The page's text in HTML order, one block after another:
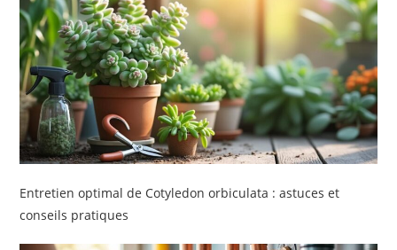
Entretien optimal de Cotyledon orbiculata : astuces et
conseils pratiques